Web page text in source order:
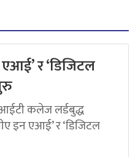
र ‘डिजिटल
कलेज लर्डबुद्ध
इन एआई’ र ‘डिजिटल